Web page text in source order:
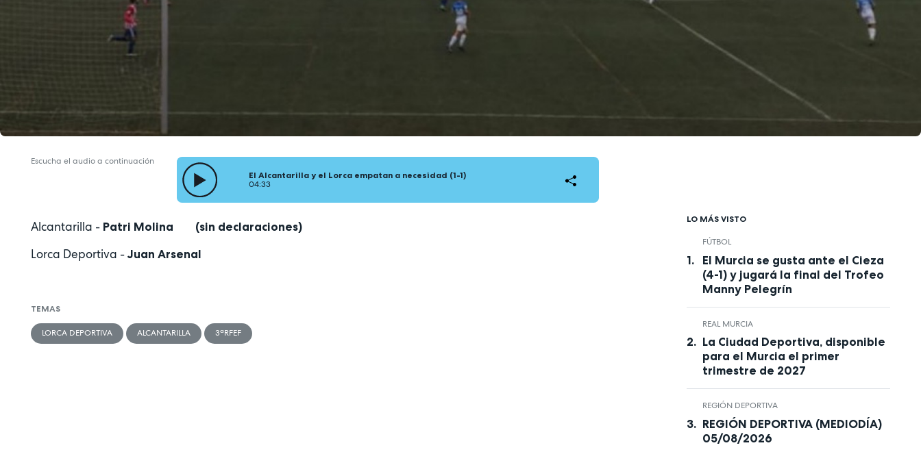
Escucha el audio a continuación
El Alcantarilla y el Lorca empatan a necesidad (1-1)
04:33
Alcantarilla - Patri Molina (sin declaraciones)
Lorca Deportiva - Juan Arsenal
TEMAS
LORCA DEPORTIVA ALCANTARILLA 3ªRFEF
LO MÁS VISTO
FÚTBOL
El Murcia se gusta ante el Cieza
(4-1) y jugará la final del Trofeo
Manny Pelegrín
REAL MURCIA
La Ciudad Deportiva, disponible
para el Murcia el primer
trimestre de 2027
REGIÓN DEPORTIVA
REGIÓN DEPORTIVA (MEDIODÍA)
05/08/2026